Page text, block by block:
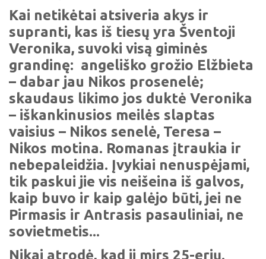
Kai netikėtai atsiveria akys ir
supranti, kas iš tiesų yra Šventoji
Veronika, suvoki visą giminės
grandinę: angeliško grožio Elžbieta
– dabar jau Nikos prosenelė;
skaudaus likimo jos duktė Veronika
– iškankinusios meilės slaptas
vaisius – Nikos senelė, Teresa –
Nikos motina. Romanas įtraukia ir
nebepaleidžia. Įvykiai nenuspėjami,
tik paskui jie vis neišeina iš galvos,
kaip buvo ir kaip galėjo būti, jei ne
Pirmasis ir Antrasis pasauliniai, ne
sovietmetis...
Nikai atrodė, kad ji mirs 25-erių.